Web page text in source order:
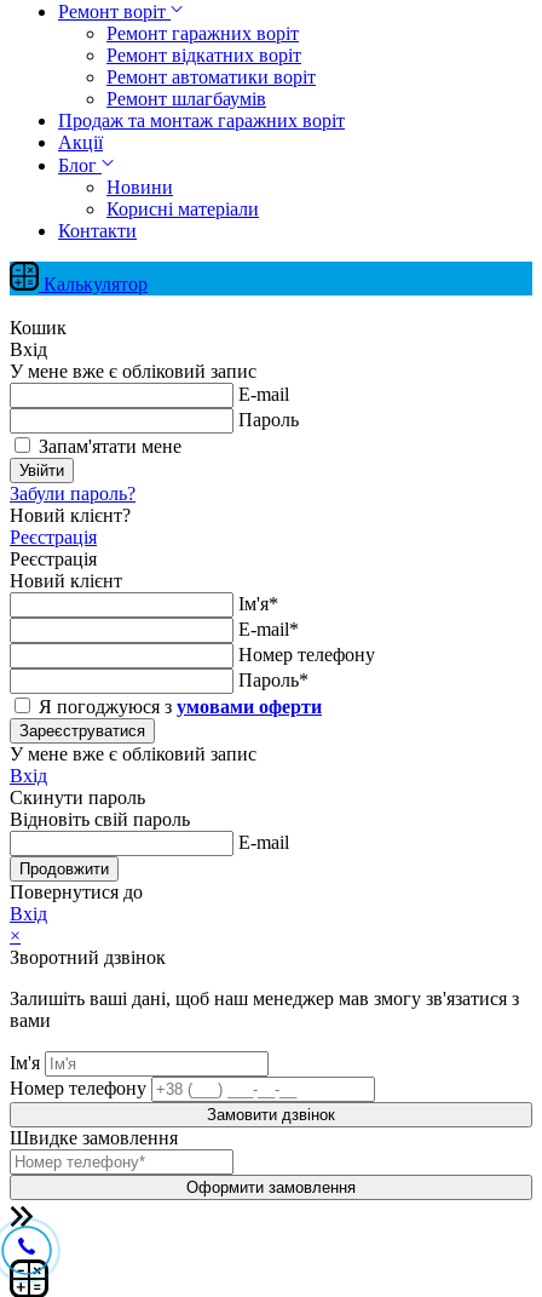
Ремонт воріт
Ремонт гаражних воріт
Ремонт відкатних воріт
Ремонт автоматики воріт
Ремонт шлагбаумів
Продаж та монтаж гаражних воріт
Акції
Блог
Новини
Корисні матеріали
Контакти
Калькулятор
Кошик
Вхід
У мене вже є обліковий запис
E-mail
Пароль
Запам'ятати мене
Увійти
Забули пароль?
Новий клієнт?
Реєстрація
Реєстрація
Новий клієнт
Ім'я*
E-mail*
Номер телефону
Пароль*
Я погоджуюся з умовами оферти
Зареєструватися
У мене вже є обліковий запис
Вхід
Скинути пароль
Відновіть свій пароль
E-mail
Продовжити
Повернутися до
Вхід
×
Зворотний дзвінок
Залишіть ваші дані, щоб наш менеджер мав змогу зв'язатися з
вами
Ім'я
Номер телефону
Замовити дзвінок
Швидке замовлення
Оформити замовлення